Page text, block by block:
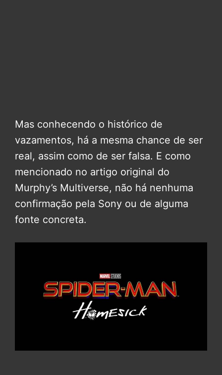
Mas conhecendo o histórico de
vazamentos, há a mesma chance de ser
real, assim como de ser falsa. E como
mencionado no artigo original do
Murphy’s Multiverse, não há nenhuma
confirmação pela Sony ou de alguma
fonte concreta.